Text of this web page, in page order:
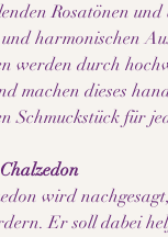
Rosatönen
und harmonischen
werden durch
machen dieses
Schmuckstück für
wird
Er soll dabei